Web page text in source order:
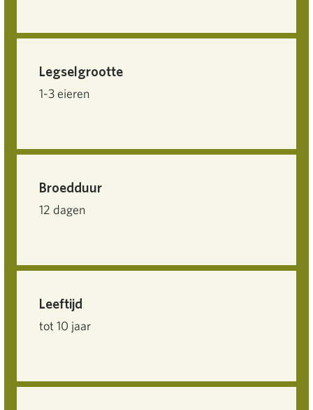
Legselgrootte
1-3 eieren
Broedduur
12 dagen
Leeftijd
tot 10 jaar